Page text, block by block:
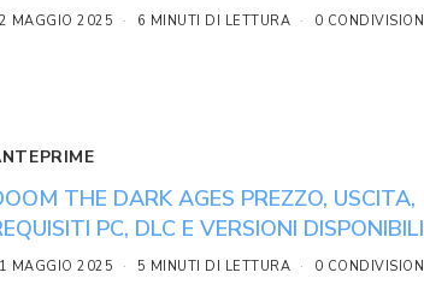
MAGGIO 2025 6 MINUTI DI LETTURA 0 CONDIVISIONI
THE DARK AGES PREZZO, USCITA,
PC, DLC E VERSIONI DISPONIBILI
MAGGIO 2025 5 MINUTI DI LETTURA 0 CONDIVISIONI